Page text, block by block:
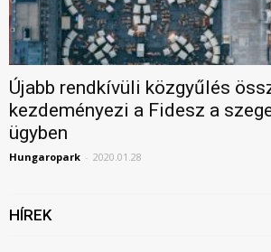
Újabb rendkívüli közgyűlés
kezdeményezi a Fidesz a
ügyben
Hungaropark - 2020.01.28
HÍREK